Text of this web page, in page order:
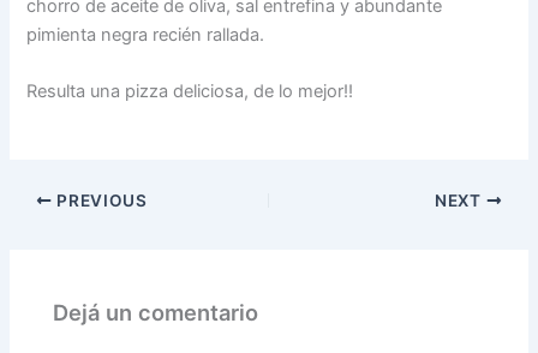
chorro de aceite de oliva, sal entrefina y abundante
pimienta negra recién rallada.
Resulta una pizza deliciosa, de lo mejor!!
PREVIOUS NEXT
Dejá un comentario